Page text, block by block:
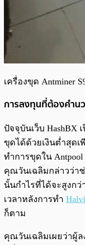
เครื่องขุด Antminer
การลงทุนที่ต้องคำ
ปัจจุบันเว็บ HashBX
ขุดได้ด้วยเงินต่ำสุดเ
ทำการขุดใน
คุณวันเฉลิมกล่าวว่า
นั้นกำไรที่ได้จะสูงกว่
เวลาหลังการทำ
ก็ตาม
คุณวันเฉลิมเผยว่าผู้